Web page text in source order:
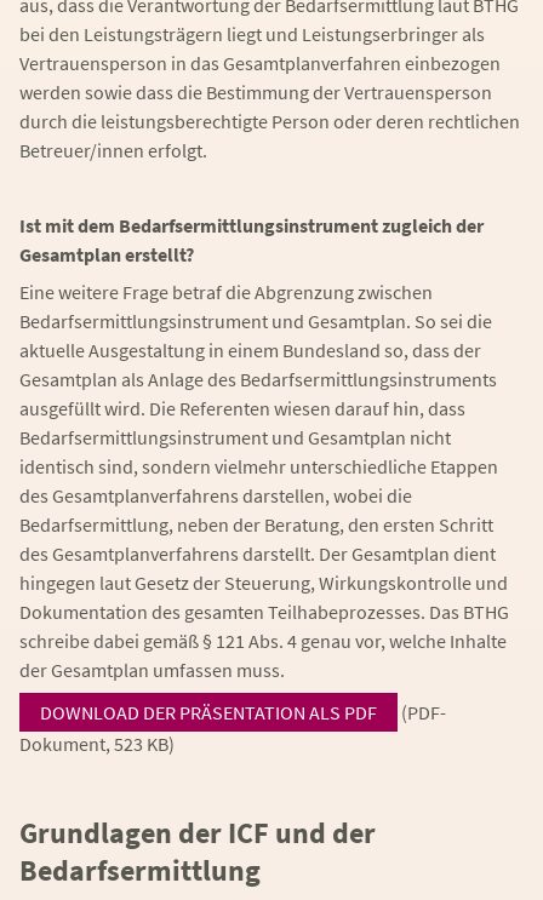
aus, dass die Verantwortung der Bedarfsermittlung laut BTHG
bei den Leistungsträgern liegt und Leistungserbringer als
Vertrauensperson in das Gesamtplanverfahren einbezogen
werden sowie dass die Bestimmung der Vertrauensperson
durch die leistungsberechtigte Person oder deren rechtlichen
Betreuer/innen erfolgt.
Ist mit dem Bedarfsermittlungsinstrument zugleich der
Gesamtplan erstellt?
Eine weitere Frage betraf die Abgrenzung zwischen
Bedarfsermittlungsinstrument und Gesamtplan. So sei die
aktuelle Ausgestaltung in einem Bundesland so, dass der
Gesamtplan als Anlage des Bedarfsermittlungsinstruments
ausgefüllt wird. Die Referenten wiesen darauf hin, dass
Bedarfsermittlungsinstrument und Gesamtplan nicht
identisch sind, sondern vielmehr unterschiedliche Etappen
des Gesamtplanverfahrens darstellen, wobei die
Bedarfsermittlung, neben der Beratung, den ersten Schritt
des Gesamtplanverfahrens darstellt. Der Gesamtplan dient
hingegen laut Gesetz der Steuerung, Wirkungskontrolle und
Dokumentation des gesamten Teilhabeprozesses. Das BTHG
schreibe dabei gemäß § 121 Abs. 4 genau vor, welche Inhalte
der Gesamtplan umfassen muss.
DOWNLOAD DER PRÄSENTATION ALS PDF
(PDF-
Dokument, 523 KB)
Grundlagen der ICF und der
Bedarfsermittlung